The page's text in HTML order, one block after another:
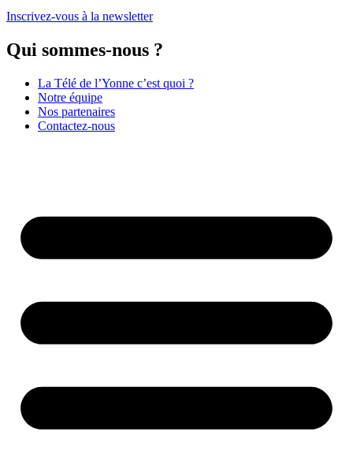
Inscrivez-vous à la newsletter
Qui sommes-nous ?
La Télé de l’Yonne c’est quoi ?
Notre équipe
Nos partenaires
Contactez-nous